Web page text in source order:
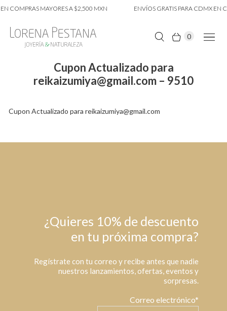
COMPRAS MAYORES A $2,500 MXN ENVÍOS GRATIS PARA CDMX EN
0
Cupon Actualizado para
reikaizumiya@gmail.com – 9510
Cupon Actualizado para reikaizumiya@gmail.com
¿Quieres 10% de descuento
en tu próxima compra?
Regístrate con tu correo y recibe antes que nadie
nuestros lanzamientos, ofertas, eventos y
sorpresas.
Correo electrónico*